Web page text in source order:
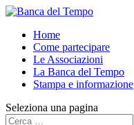
Home
Come partecipare
Le Associazioni
La Banca del Tempo
Stampa e informazione
Seleziona una pagina